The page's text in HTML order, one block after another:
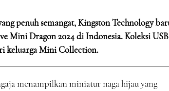
penuh semangat, Kingston Technology
Mini Dragon 2024 di Indonesia. Koleksi USB
keluarga Mini Collection.
menampilkan miniatur naga hijau yang